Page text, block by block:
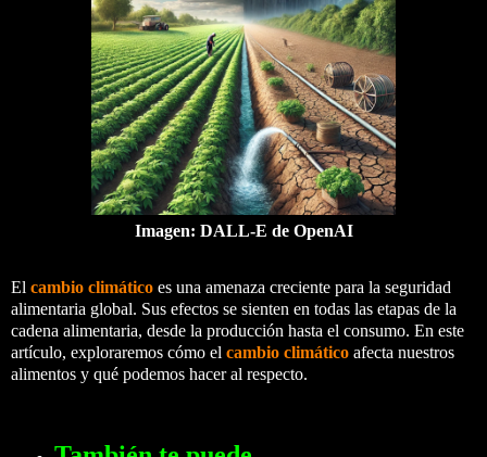
Imagen: DALL-E de OpenAI
El cambio climático es una amenaza creciente para la seguridad
alimentaria global. Sus efectos se sienten en todas las etapas de la
cadena alimentaria, desde la producción hasta el consumo. En este
artículo, exploraremos cómo el cambio climático afecta nuestros
alimentos y qué podemos hacer al respecto.